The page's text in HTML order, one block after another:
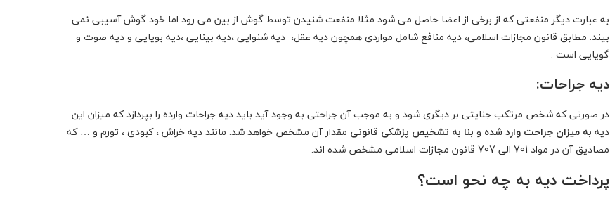
به عبارت دیگر منفعتی که از برخی از اعضا حاصل می شود مثلا منفعت شنیدن توسط گوش از بین می رود اما خود گوش آسیبی نمی
بیند. مطابق قانون مجازات اسلامی، دیه منافع شامل مواردی همچون دیه عقل، دیه شنوایی ،دیه بینایی ،دیه بویایی و دیه صوت و
گویایی است .
دیه جراحات:
در صورتی که شخص مرتکب جنایتی بر دیگری شود و به موجب آن جراحتی به وجود آید باید دیه جراحات وارده را بپردازد که میزان این
دیهبه میزان جراحت وارد شده وبنا به تشخیص پزشکی قانونی مقدار آن مشخص خواهد شد. ماننددیه خراش ، کبودی ، تورم و … که
مصادیق آن در مواد 701 الی 707 قانون مجازات اسلامی مشخص شده اند.
پرداخت دیه به چه نحو است؟